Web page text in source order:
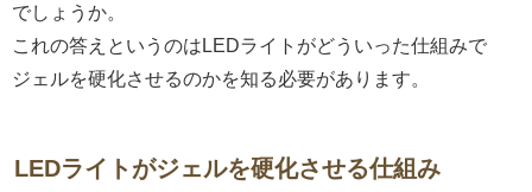
でしょうか。
これの答えというのはLEDライトがどういった仕組みで
ジェルを硬化させるのかを知る必要があります。
LEDライトがジェルを硬化させる仕組み